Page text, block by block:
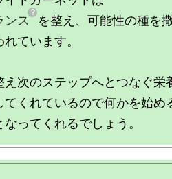
ンス
を整え、可能性の種を
ています。
え次のステップへとつなぐ栄
てくれているので何かを始め